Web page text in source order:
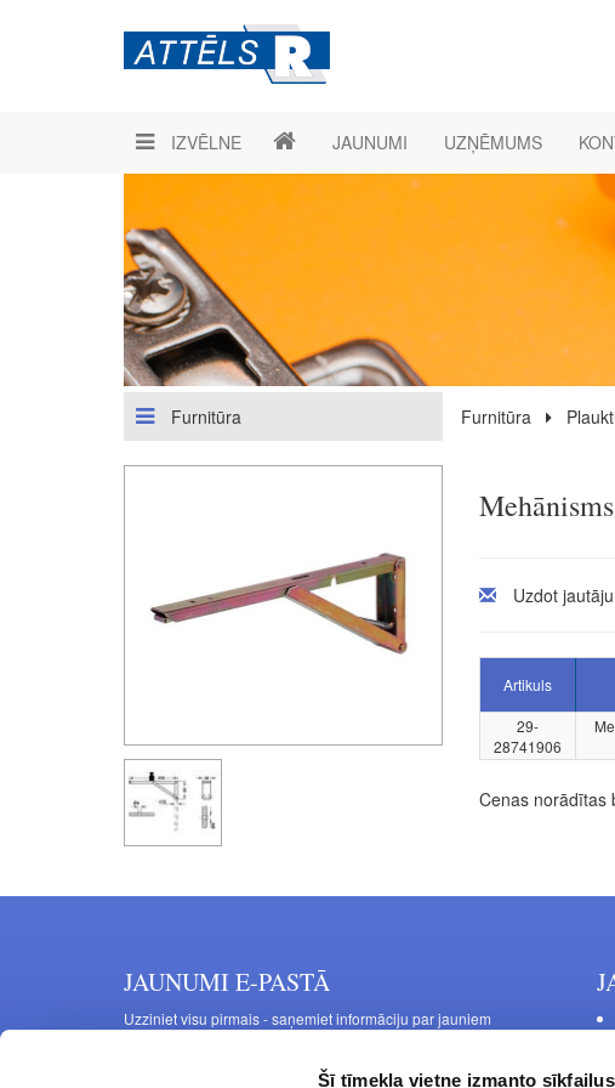
Šī tīmekļa vietne izmanto sīkfailus
IZVĒLNE JAUNUMI UZŅĒMUMS
Furnitūra Furnitūra
Uzdot
Artikuls
29-
28741906
Cenas norādītas
JAUNUMI E-PASTĀ
Uzziniet visu pirmais - saņemiet informāciju par jauniem